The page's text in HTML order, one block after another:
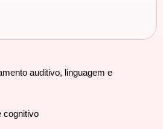
auditivo, linguagem e
cognitivo